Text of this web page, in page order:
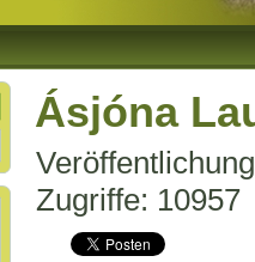
Ásjóna
Zugriffe: 10957